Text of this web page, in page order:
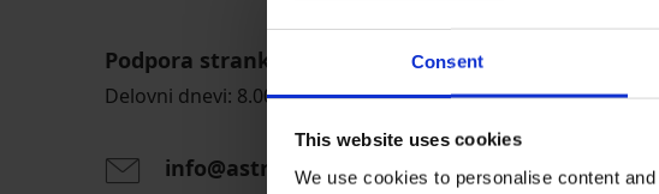
Consent
This website uses cookies
We use cookies to personalise content
Podpora strankam
Delovni dnevi: 8.00 - 16.00
info@astratex.si